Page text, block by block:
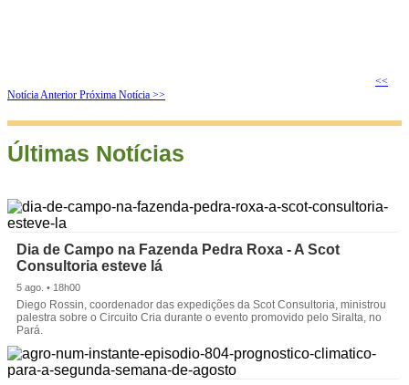
<<
Notícia Anterior Próxima Notícia >>
Últimas Notícias
Dia de Campo na Fazenda Pedra Roxa - A Scot
Consultoria esteve lá
5 ago. • 18h00
Diego Rossin, coordenador das expedições da Scot Consultoria, ministrou
palestra sobre o Circuito Cria durante o evento promovido pelo Siralta, no
Pará.